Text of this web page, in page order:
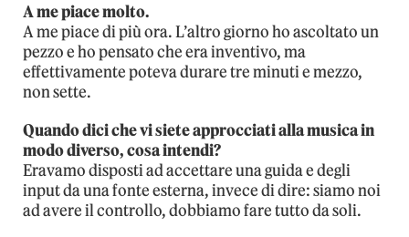
A me piace molto.
A me piace di più ora. L’altro giorno ho ascoltato un
pezzo e ho pensato che era inventivo, ma
effettivamente poteva durare tre minuti e mezzo,
non sette.
Quando dici che vi siete approcciati alla musica in
modo diverso, cosa intendi?
Eravamo disposti ad accettare una guida e degli
input da una fonte esterna, invece di dire: siamo noi
ad avere il controllo, dobbiamo fare tutto da soli.